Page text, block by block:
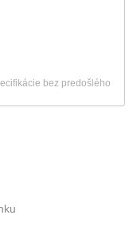
bez predošlého